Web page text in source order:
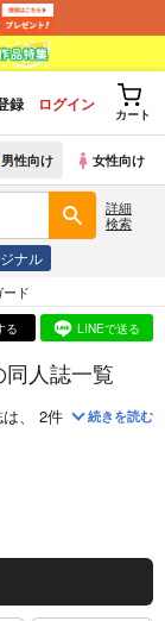
録 ログイン
カート
男性向け 女性向け
詳細
検索
ナル
ド
る LINEで送る
同人誌一覧
は、 2件お取り扱いが
続きを読む